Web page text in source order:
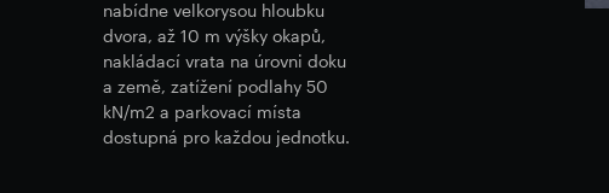
nabídne velkorysou hloubku
dvora, až 10 m výšky okapů,
nakládací vrata na úrovni doku
a země, zatížení podlahy 50
kN/m2 a parkovací místa
dostupná pro každou jednotku.